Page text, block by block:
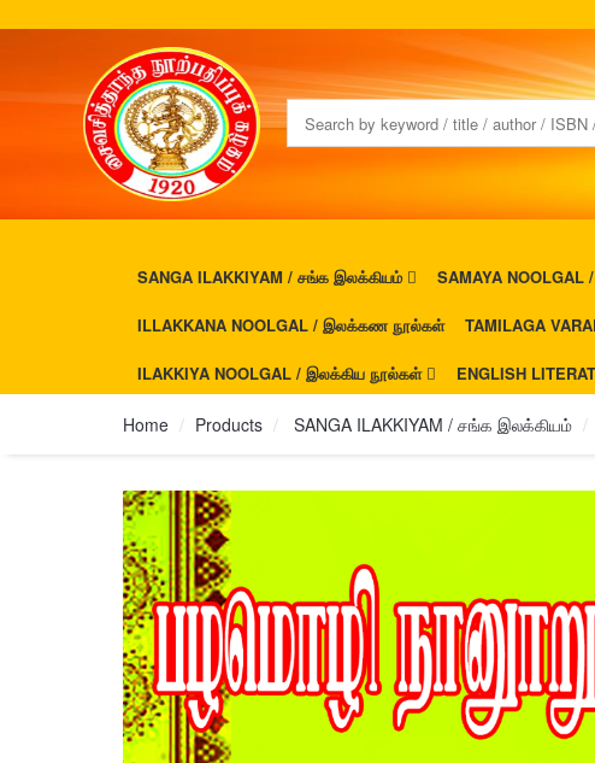
SANGA ILAKKIYAM / சங்க இலக்கியம் SAMAYA
ILLAKKANA NOOLGAL / இலக்கண நூல்கள் TAMILAGA
ILAKKIYA NOOLGAL / இலக்கிய நூல்கள் ENGLISH
Home Products SANGA ILAKKIYAM / சங்க இலக்கியம்